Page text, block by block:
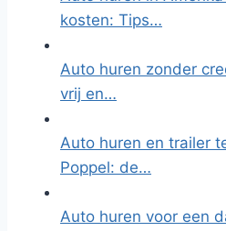
kosten: Tips…
Auto huren zonder
vrij en…
Auto huren en trailer
Poppel: de…
Auto huren voor een